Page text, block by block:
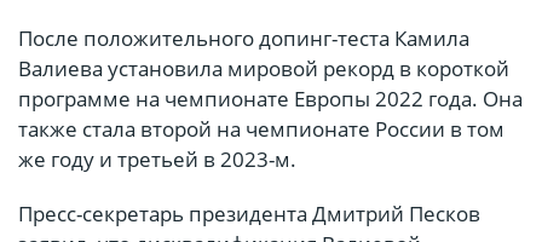
После положительного допинг-теста Камила
Валиева установила мировой рекорд в короткой
программе на чемпионате Европы 2022 года. Она
также стала второй на чемпионате России в том
же году и третьей в 2023-м.
Пресс-секретарь президента Дмитрий Песков